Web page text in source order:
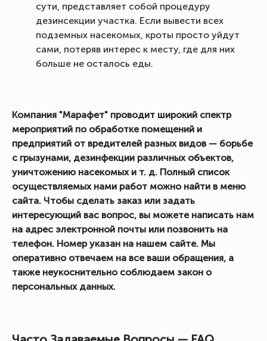
сути, представляет собой процедуру
дезинсекции участка. Если вывести всех
подземных насекомых, кроты просто уйдут
сами, потеряв интерес к месту, где для них
больше не осталось еды.
Компания "Марафет" проводит широкий спектр
мероприятий по обработке помещений и
предприятий от вредителей разных видов — борьбе
с грызунами, дезинфекции различных объектов,
уничтожению насекомых и т. д. Полный список
осуществляемых нами работ можно найти в меню
сайта. Чтобы сделать заказ или задать
интересующий вас вопрос, вы можете написать нам
на адрес электронной почты или позвонить на
телефон. Номер указан на нашем сайте. Мы
оперативно отвечаем на все ваши обращения, а
также неукоснительно соблюдаем закон о
персональных данных.